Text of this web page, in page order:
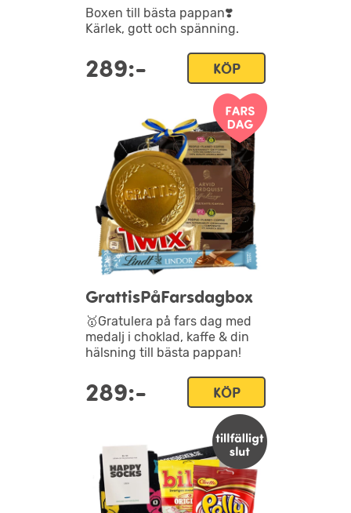
Boxen till bästa pappan❣️
Kärlek, gott och spänning.
289:- KÖP
GrattisPåFarsdagbox
🥇Gratulera på fars dag med
medalj i choklad, kaffe & din
hälsning till bästa pappan!
289:- KÖP